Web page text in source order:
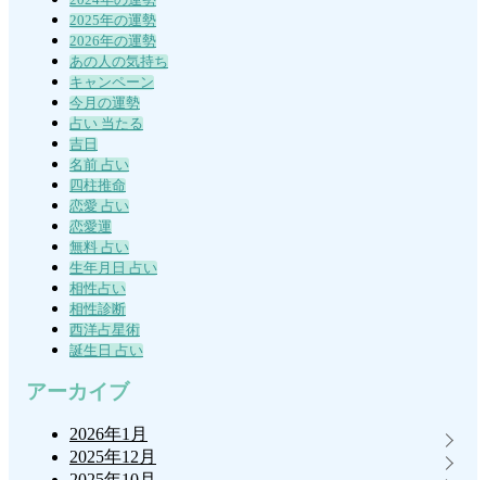
2025年の運勢
2026年の運勢
あの人の気持ち
キャンペーン
今月の運勢
占い 当たる
吉日
名前 占い
四柱推命
恋愛 占い
恋愛運
無料 占い
生年月日 占い
相性占い
相性診断
西洋占星術
誕生日 占い
アーカイブ
2026年1月
2025年12月